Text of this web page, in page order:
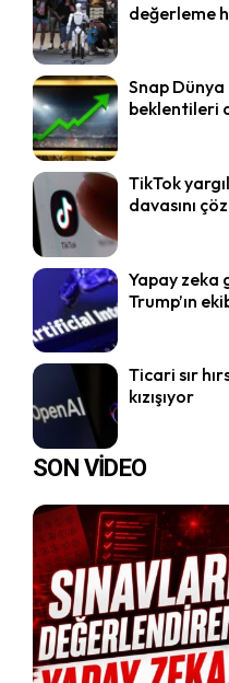
değerleme
Snap
beklentileri
TikTok
davasını
Yapay zeka
Trump’ın
Ticari sır
kızışıyor
SON VİDEO